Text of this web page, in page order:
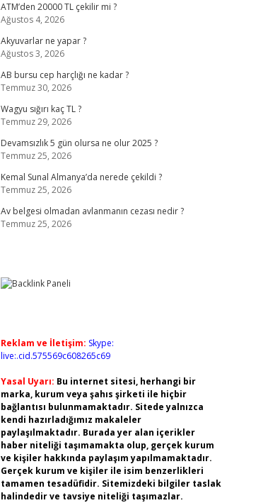
ATM’den 20000 TL çekilir mi ?
Ağustos 4, 2026
Akyuvarlar ne yapar ?
Ağustos 3, 2026
AB bursu cep harçlığı ne kadar ?
Temmuz 30, 2026
Wagyu sığırı kaç TL ?
Temmuz 29, 2026
Devamsızlık 5 gün olursa ne olur 2025 ?
Temmuz 25, 2026
Kemal Sunal Almanya’da nerede çekildi ?
Temmuz 25, 2026
Av belgesi olmadan avlanmanın cezası nedir ?
Temmuz 25, 2026
Reklam ve İletişim: Skype:
live:.cid.575569c608265c69
Yasal Uyarı: Bu internet sitesi, herhangi bir
marka, kurum veya şahıs şirketi ile hiçbir
bağlantısı bulunmamaktadır. Sitede yalnızca
kendi hazırladığımız makaleler
paylaşılmaktadır. Burada yer alan içerikler
haber niteliği taşımamakta olup, gerçek kurum
ve kişiler hakkında paylaşım yapılmamaktadır.
Gerçek kurum ve kişiler ile isim benzerlikleri
tamamen tesadüfidir. Sitemizdeki bilgiler taslak
halindedir ve tavsiye niteliği taşımazlar.